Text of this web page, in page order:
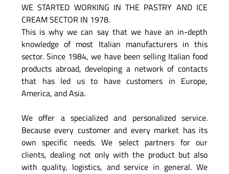
WE STARTED WORKING IN THE PASTRY AND ICE
CREAM SECTOR IN 1978.
This is why we can say that we have an in-depth
knowledge of most Italian manufacturers in this
sector. Since 1984, we have been selling Italian food
products abroad, developing a network of contacts
that has led us to have customers in Europe,
America, and Asia.
We offer a specialized and personalized service.
Because every customer and every market has its
own specific needs. We select partners for our
clients, dealing not only with the product but also
with quality, logistics, and service in general. We